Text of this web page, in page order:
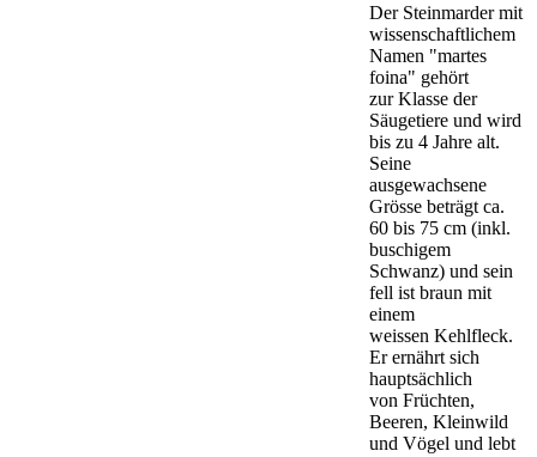
Der Steinmarder mit
wissenschaftlichem
Namen "martes
foina" gehört
zur Klasse der
Säugetiere und wird
bis zu 4 Jahre alt.
Seine
ausgewachsene
Grösse beträgt ca.
60 bis 75 cm (inkl.
buschigem
Schwanz) und sein
fell ist braun mit
einem
weissen Kehlfleck.
Er ernährt sich
hauptsächlich
von Früchten,
Beeren, Kleinwild
und Vögel und lebt